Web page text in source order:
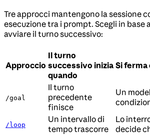
Tre approcci mantengono la sessione
esecuzione tra i prompt. Scegli in base
avviare il turno successivo:
Approccio
Il turno
successivo inizia
quando
Si ferma
/goal
Il turno
precedente
finisce
Un
/loop
Un intervallo di
tempo trascorre
Lo
decide